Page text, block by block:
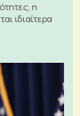
η
ιδιαίτερα